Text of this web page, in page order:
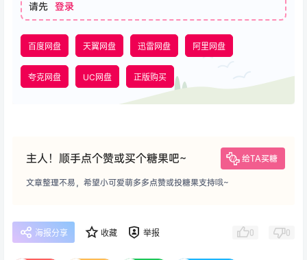
请先 登录
百度网盘 天翼网盘 迅雷网盘 阿里网盘
夸克网盘 UC网盘 正版购买
主人！顺手点个赞或买个糖果吧~ 给TA买糖
文章整理不易，希望小可爱萌多多点赞或投糖果支持哦~
海报分享 收藏 举报 0 0